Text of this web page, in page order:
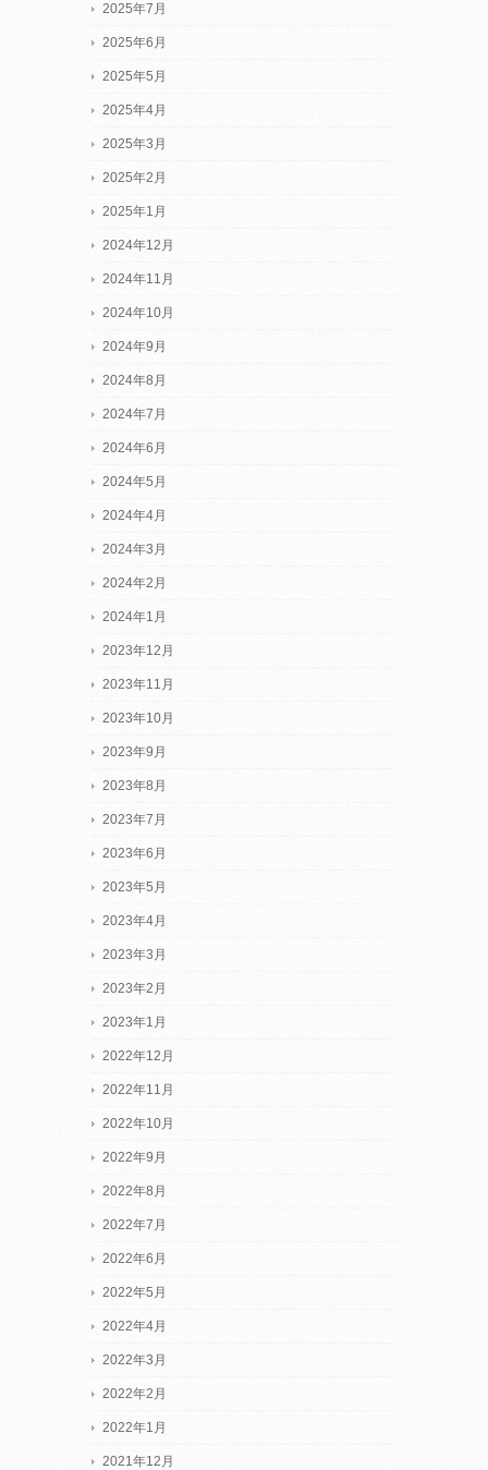
2025年7月
2025年6月
2025年5月
2025年4月
2025年3月
2025年2月
2025年1月
2024年12月
2024年11月
2024年10月
2024年9月
2024年8月
2024年7月
2024年6月
2024年5月
2024年4月
2024年3月
2024年2月
2024年1月
2023年12月
2023年11月
2023年10月
2023年9月
2023年8月
2023年7月
2023年6月
2023年5月
2023年4月
2023年3月
2023年2月
2023年1月
2022年12月
2022年11月
2022年10月
2022年9月
2022年8月
2022年7月
2022年6月
2022年5月
2022年4月
2022年3月
2022年2月
2022年1月
2021年12月